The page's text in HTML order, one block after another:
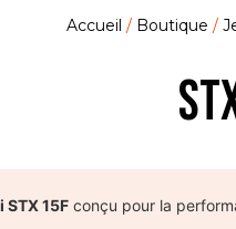
Accueil / Boutique /
15F conçu pour la